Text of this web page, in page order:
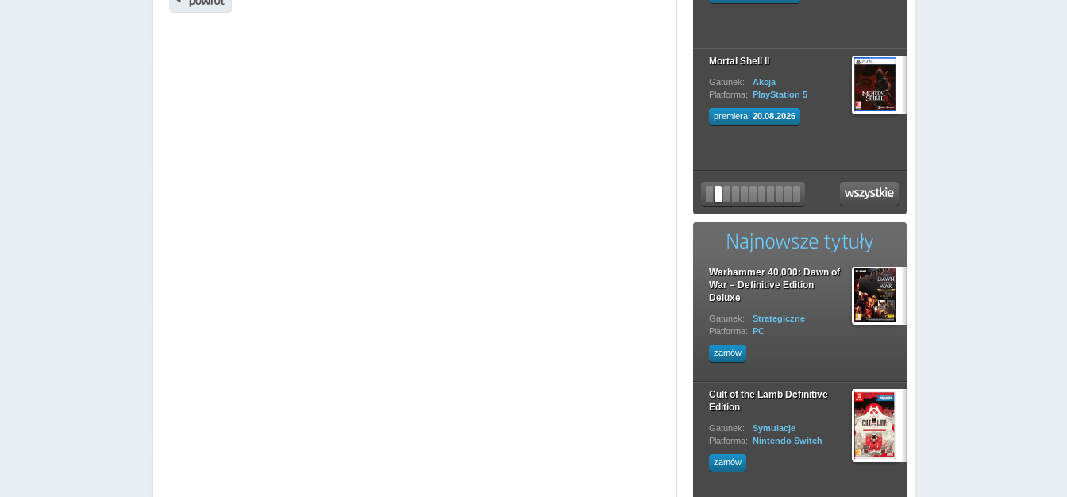
Mortal Shell II
Gatunek:
Akcja
Platforma: PlayStation 5
premiera: 20.08.2026
Warhammer 40,000: Dawn of
War – Definitive Edition
Deluxe
Gatunek:
Strategiczne
Platforma: PC
zamów
Cult of the Lamb Definitive
Edition
Gatunek:
Symulacje
Platforma: Nintendo Switch
zamów